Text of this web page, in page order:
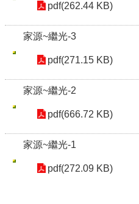
pdf(262.44 KB)
家源~繼光-3
pdf(271.15 KB)
家源~繼光-2
pdf(666.72 KB)
家源~繼光-1
pdf(272.09 KB)